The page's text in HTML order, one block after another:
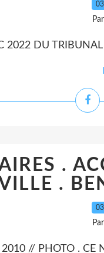
2022 DU
.
.
2010 // PHOTO . CE